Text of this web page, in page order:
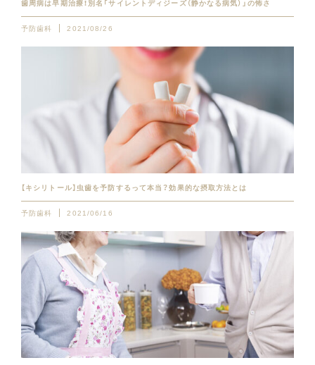
歯周病は早期治療！別名「サイレントディジーズ（静かなる病気）」の怖さ
予防歯科 2021/08/26
【キシリトール】虫歯を予防するって本当？効果的な摂取方法とは
予防歯科 2021/06/16